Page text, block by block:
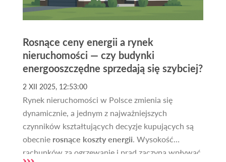
Rosnące ceny energii a rynek
nieruchomości — czy budynki
energooszczędne sprzedają się szybciej?
2 XII 2025, 12:53:00
Rynek nieruchomości w Polsce zmienia się
dynamicznie, a jednym z najważniejszych
czynników kształtujących decyzje kupujących są
obecnie rosnące koszty energii . Wysokość
rachunków za ogrzewanie i prąd zaczyna wpływać